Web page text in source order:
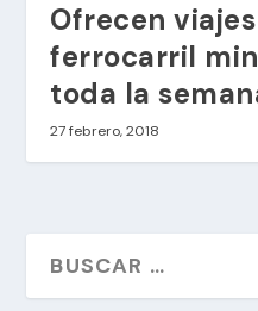
Ofrecen
ferrocarril
toda la
27 febrero, 2018